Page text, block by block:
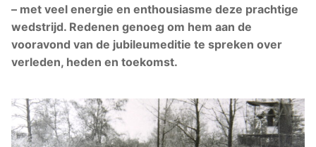
– met veel energie en enthousiasme deze prachtige
wedstrijd. Redenen genoeg om hem aan de
vooravond van de jubileumeditie te spreken over
verleden, heden en toekomst.